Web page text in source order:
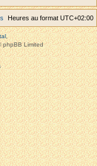
Heures au format UTC+02:00
,
phpBB Limited